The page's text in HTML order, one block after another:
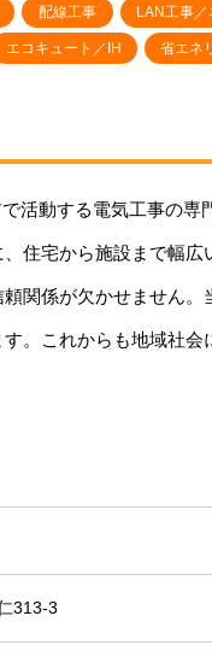
配線工事 LAN工事
エコキュート／IH 省エネ
活動する電気工事の専
住宅から施設まで幅
関係が欠かせません
。これからも地域社
313-3